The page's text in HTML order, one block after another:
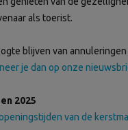
als toerist.
blijven van
je dan op onze
2025
van de